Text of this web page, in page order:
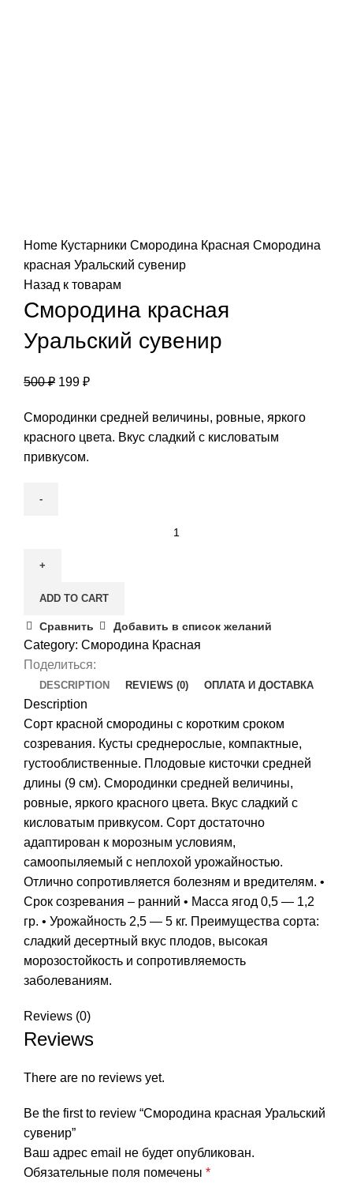
Home Кустарники Смородина Красная Смородина
красная Уральский сувенир
Назад к товарам
Смородина красная
Уральский сувенир
500₽ 199 ₽
Смородинки средней величины, ровные, яркого
красного цвета. Вкус сладкий с кисловатым
привкусом.
Уральский
quantity
ADD TO CART
Сравнить Добавить в список желаний
Category: Смородина Красная
Поделиться:
DESCRIPTION REVIEWS (0) ОПЛАТА И ДОСТАВКА
Description
Сорт красной смородины с коротким сроком
созревания. Кусты среднерослые, компактные,
густооблиственные. Плодовые кисточки средней
длины (9 см). Смородинки средней величины,
ровные, яркого красного цвета. Вкус сладкий с
кисловатым привкусом. Сорт достаточно
адаптирован к морозным условиям,
самоопыляемый с неплохой урожайностью.
Отлично сопротивляется болезням и вредителям. •
Срок созревания – ранний • Масса ягод 0,5 — 1,2
гр. • Урожайность 2,5 — 5 кг. Преимущества сорта:
сладкий десертный вкус плодов, высокая
морозостойкость и сопротивляемость
заболеваниям.
Reviews (0)
Reviews
There are no reviews yet.
Be the first to review “Смородина красная Уральский
сувенир”
Ваш адрес email не будет опубликован.
Обязательные поля помечены *